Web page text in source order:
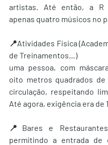
artistas. Até então, a R
apenas quatro músicos no
📍Atividades Física
de Treinamentos…)
uma pessoa, com
oito metros quadrados
circulação, respeitando
Até agora, exigência era de
📍Bares e
permitindo a entrada de